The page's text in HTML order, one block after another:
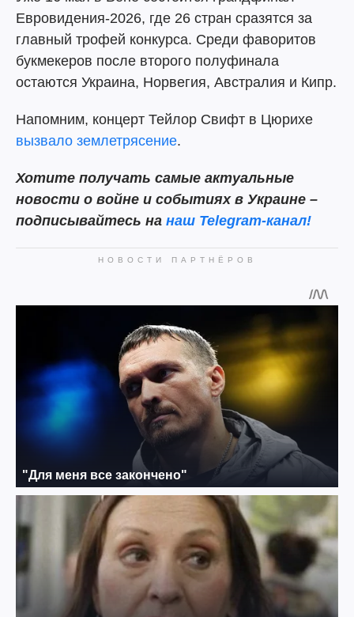
Евровидения-2026, где 26 стран сразятся за
главный трофей конкурса. Среди фаворитов
букмекеров после второго полуфинала
остаются Украина, Норвегия, Австралия и Кипр.
Напомним, концерт Тейлор Свифт в Цюрихе
вызвало землетрясение.
Хотите получать самые актуальные
новости о войне и событиях в Украине –
подписывайтесь на наш Telegram-канал!